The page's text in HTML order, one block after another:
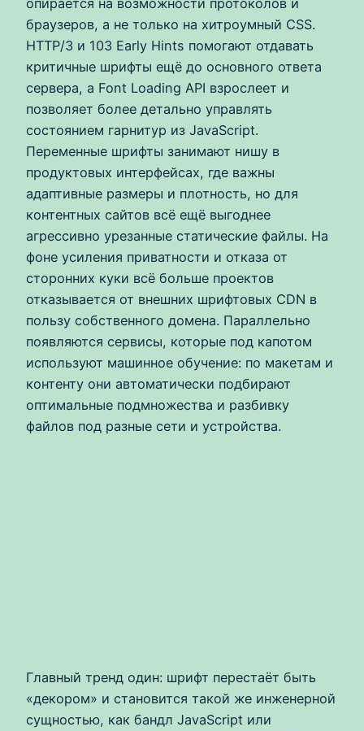
опирается на возможности протоколов и
браузеров, а не только на хитроумный CSS.
HTTP/3 и 103 Early Hints помогают отдавать
критичные шрифты ещё до основного ответа
сервера, а Font Loading API взрослеет и
позволяет более детально управлять
состоянием гарнитур из JavaScript.
Переменные шрифты занимают нишу в
продуктовых интерфейсах, где важны
адаптивные размеры и плотность, но для
контентных сайтов всё ещё выгоднее
агрессивно урезанные статические файлы. На
фоне усиления приватности и отказа от
сторонних куки всё больше проектов
отказывается от внешних шрифтовых CDN в
пользу собственного домена. Параллельно
появляются сервисы, которые под капотом
используют машинное обучение: по макетам и
контенту они автоматически подбирают
оптимальные подмножества и разбивку
файлов под разные сети и устройства.
Главный тренд один: шрифт перестаёт быть
«декором» и становится такой же инженерной
сущностью, как бандл JavaScript или